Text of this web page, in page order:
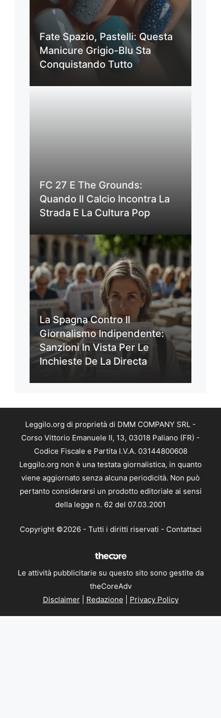
Fate Spazio, Pastelli: Questa
Manicure Grigio-Blu Sta
Conquistando Tutto
FC 27 E The Grounds:
Quando Il Calcio Incontra La
Strada E La Cultura Pop
La Spagna Contro Il
Giornalismo Indipendente:
Sanzioni In Vista Per Le
Inchieste De La Directa
Leggilo.org di proprietà di DMM COMPANY SRL -
Corso Vittorio Emanuele II, 13, 03018 Paliano (FR) -
Codice Fiscale e Partita I.V.A. 03144800608
Leggilo.org non è una testata giornalistica, in quanto
viene aggiornato senza alcuna periodicità. Non può
pertanto considerarsi un prodotto editoriale ai sensi
della legge n. 62 del 07.03.2001
Copyright ©2026 - Tutti i diritti riservati - Contattaci
Le attività pubblicitarie su questo sito sono gestite da
theCoreAdv
Disclaimer| Redazione Privacy Policy